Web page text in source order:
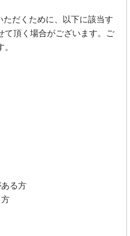
だくために、以下に該当す
て頂く場合がございます。ご
る方